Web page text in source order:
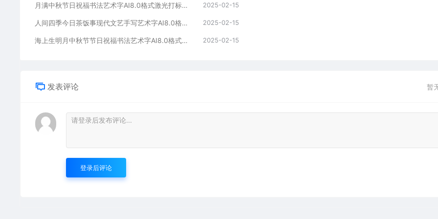
月满中秋节日祝福书法艺术字AI8.0格式激光打标文件通用矢量图 2025-02-15
人间四季今日茶饭事现代文艺手写艺术字AI8.0格式激光打标文件通用矢量图 2025-02-15
海上生明月中秋节节日祝福书法艺术字AI8.0格式激光打标文件通用矢量图 2025-02-15
发表评论 暂
登录后评论